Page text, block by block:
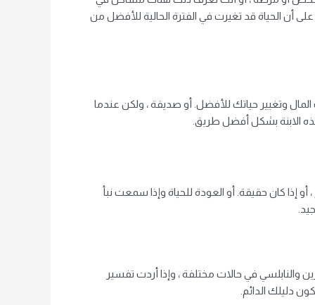
أن الحياة قد تغيرت في الفترة الحالية للأفضل من
وتغيير حياتك للأفضل. أو صديقة ، ولكن عندما
الابنة بشكل أفضل طريق.
إذا كان حقيقة. أو العودة للحياة وإذا سمعت نبأ
في حالات مختلفة ، وإذا أردت تفسير
دليلك الدائم.